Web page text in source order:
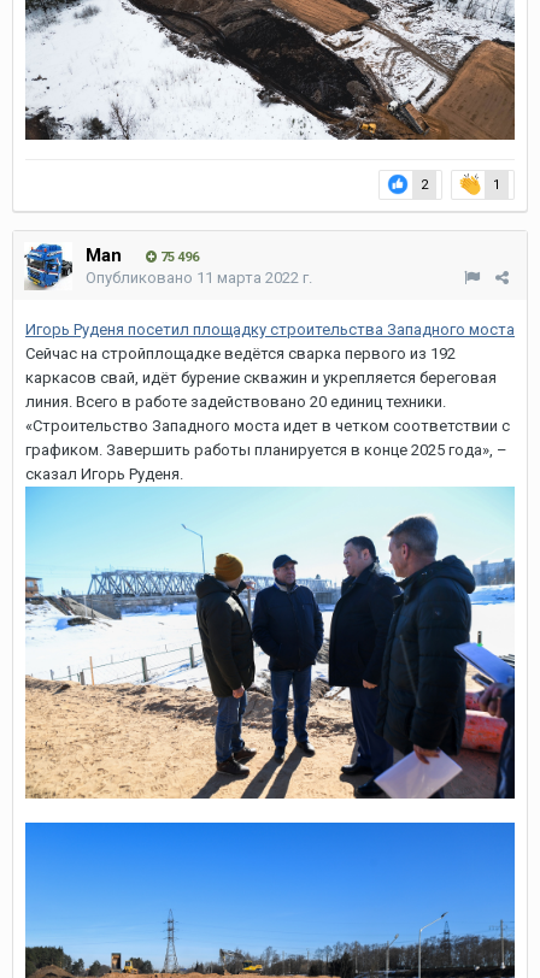
2 1
Man 75 496
Опубликовано 11 марта 2022 г.
Игорь Руденя посетил площадку строительства Западного моста
Сейчас на стройплощадке ведётся сварка первого из 192
каркасов свай, идёт бурение скважин и укрепляется береговая
линия. Всего в работе задействовано 20 единиц техники.
«Строительство Западного моста идет в четком соответствии с
графиком. Завершить работы планируется в конце 2025 года», –
сказал Игорь Руденя.